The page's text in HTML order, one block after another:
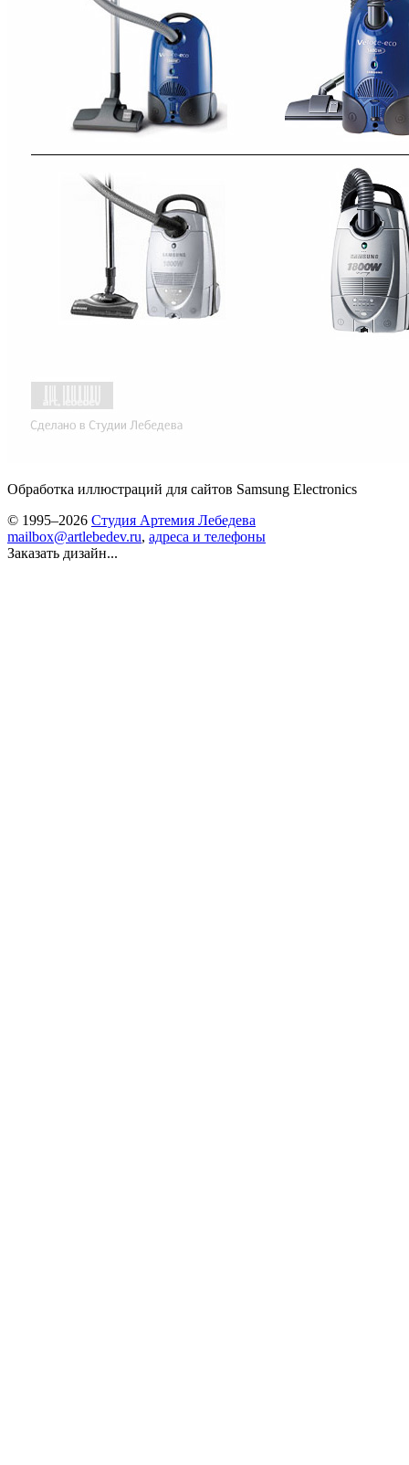
Обработка иллюстраций для сайтов Samsung Electronics
© 1995–2026 Студия Артемия Лебедева
mailbox@artlebedev.ru, адреса и телефоны
Заказать дизайн...